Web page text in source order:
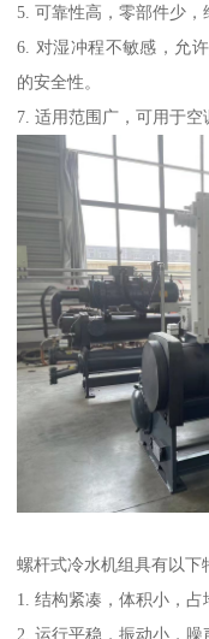
5. 可靠性高，零部件少，
6. 对湿冲程不敏感，允
的安全性。
7. 适用范围广，可用于空
螺杆式冷水机组具有以下
1. 结构紧凑，体积小，占
2. 运行平稳，振动小，噪